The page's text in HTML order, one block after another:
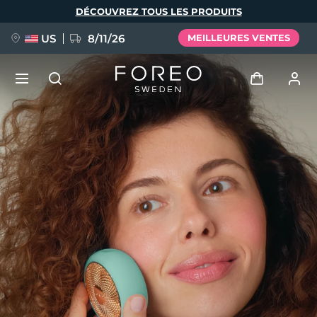
DÉCOUVREZ TOUS LES PRODUITS
US 8/11/26 MEILLEURES VENTES
Se connecter
Profil de l'utilisateur
Mes appareils
Mes commandes
Mes adresses
Mes abonnements
NOUVEAU
FAQ™ Pure Beauty-Tech Elixir
BREAKING NEWS
issa™ Teeth Whitening Set
Langue
English Deutsch
Español
Français
Italiano
Português
Polski
Svenska
Русский
Türkçe
简体中文 繁體中文